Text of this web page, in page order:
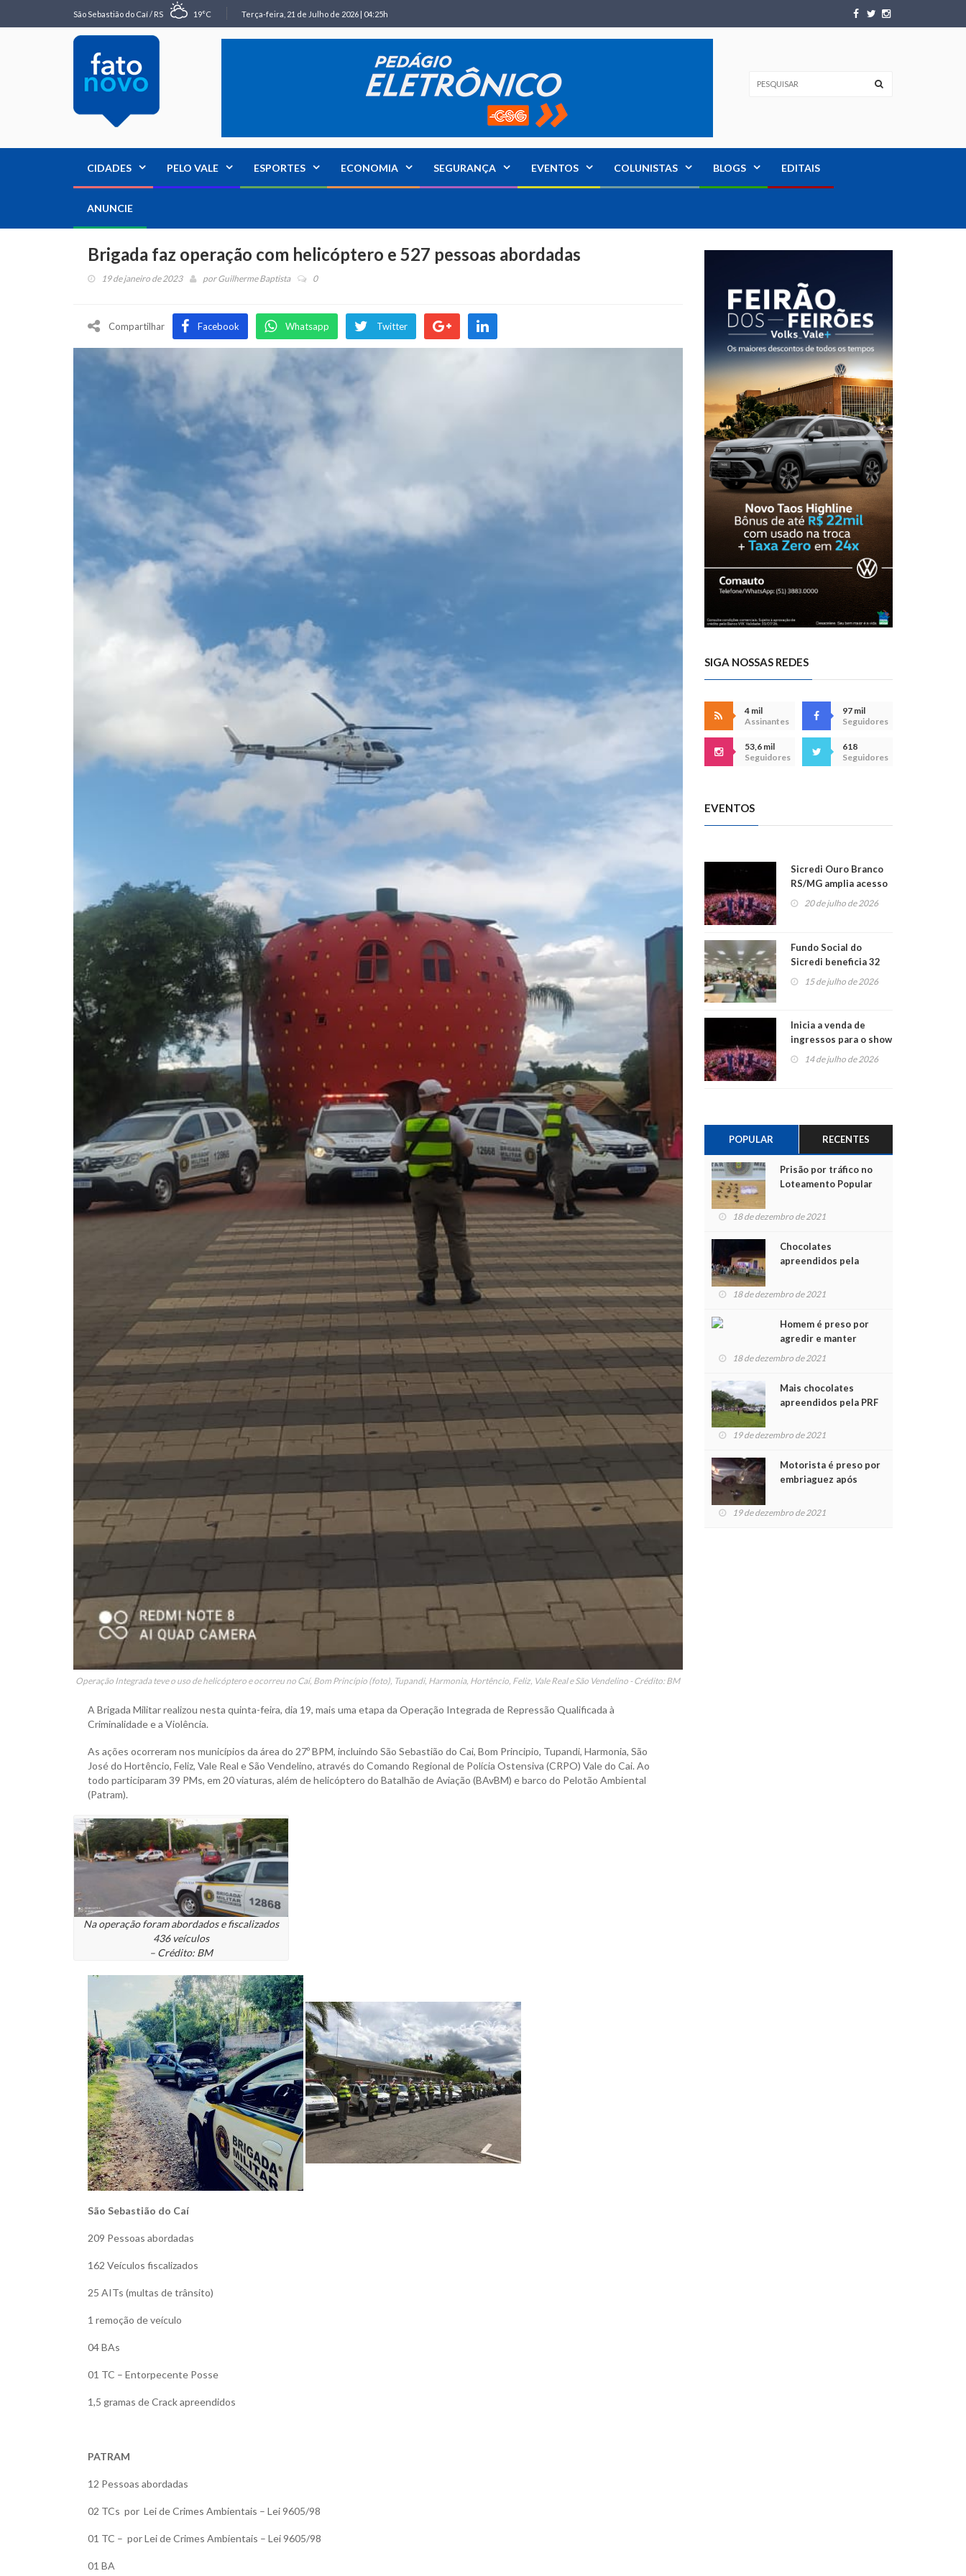
São Sebastião do Caí / RS 19°C Terça-feira, 21 de Julho de 2026 | 04:25h
CIDADES PELO VALE ESPORTES ECONOMIA SEGURANÇA EVENTOS COLUNISTAS BLOGS EDITAIS
ANUNCIE
Brigada faz operação com helicóptero e 527 pessoas abordadas
19 de janeiro de 2023 porGuilherme Baptista 0
Compartilhar Facebook Whatsapp Twitter
Operação Integrada teve o uso de helicóptero e ocorreu no Caí, Bom Princípio (foto), Tupandi, Harmonia, Hortêncio, Feliz, Vale Real e São Vendelino - Crédito: BM
A Brigada Militar realizou nesta quinta-feira, dia 19, mais uma etapa da Operação Integrada de Repressão Qualificada à
Criminalidade e a Violência.
As ações ocorreram nos municípios da área do 27º BPM, incluindo São Sebastião do Cai, Bom Principio, Tupandi, Harmonia, São
José do Hortêncio, Feliz, Vale Real e São Vendelino, através do Comando Regional de Polícia Ostensiva (CRPO) Vale do Cai. Ao
todo participaram 39 PMs, em 20 viaturas, além de helicóptero do Batalhão de Aviação (BAvBM) e barco do Pelotão Ambiental
(Patram).
Na operação foram abordados e fiscalizados
436 veículos
– Crédito: BM
São Sebastião do Caí
209 Pessoas abordadas
162 Veículos fiscalizados
25 AITs (multas de trânsito)
1 remoção de veículo
04 BAs
01 TC – Entorpecente Posse
1,5 gramas de Crack apreendidos
PATRAM
12 Pessoas abordadas
02 TCs por Lei de Crimes Ambientais – Lei 9605/98
01 TC – por Lei de Crimes Ambientais – Lei 9605/98
01 BA
SIGA NOSSAS REDES
4 mil
Assinantes
97 mil
Seguidores
53,6 mil
Seguidores
618
Seguidores
EVENTOS
Sicredi Ouro Branco
RS/MG amplia acesso
ao show dos 45 anos
20 de julho de 2026
Fundo Social do
Sicredi beneficia 32
projetos em
Montenegro
15 de julho de 2026
Inicia a venda de
ingressos para o show
do Jota Quest nos 45
14 de julho de 2026
POPULAR RECENTES
Prisão por tráfico no
Loteamento Popular
18 de dezembro de 2021
Chocolates
apreendidos pela
para crianças na
18 de dezembro de 2021
Homem é preso por
agredir e manter
mulher em cárcere
18 de dezembro de 2021
Mais chocolates
apreendidos pela PRF
crianças no Natal
19 de dezembro de 2021
Motorista é preso por
embriaguez após
feridos
19 de dezembro de 2021